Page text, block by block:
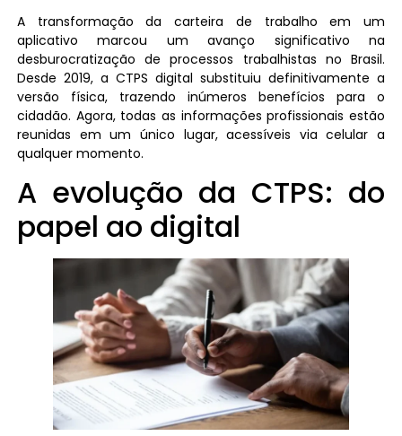
A transformação da carteira de trabalho em um
aplicativo marcou um avanço significativo na
desburocratização de processos trabalhistas no Brasil.
Desde 2019, a CTPS digital substituiu definitivamente a
versão física, trazendo inúmeros benefícios para o
cidadão. Agora, todas as informações profissionais estão
reunidas em um único lugar, acessíveis via celular a
qualquer momento.
A evolução da CTPS: do
papel ao digital